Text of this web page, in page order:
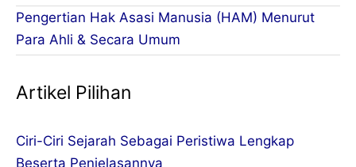
Pengertian Hak Asasi Manusia (HAM) Menurut
Para Ahli & Secara Umum
Artikel Pilihan
Ciri-Ciri Sejarah Sebagai Peristiwa Lengkap
Beserta Penjelasannya